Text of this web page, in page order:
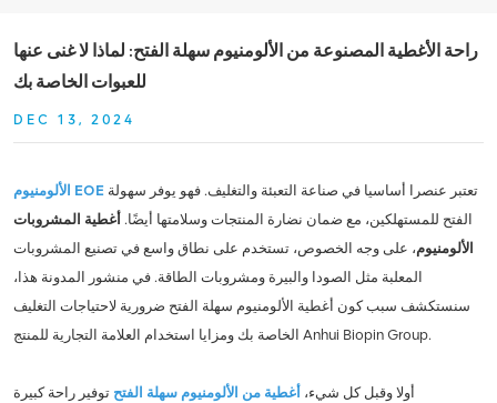
راحة الأغطية المصنوعة من الألومنيوم سهلة الفتح: لماذا لا غنى عنها
للعبوات الخاصة بك
DEC 13, 2024
الألومنيوم EOE تعتبر عنصرا أساسيا في صناعة التعبئة والتغليف. فهو يوفر سهولة
الفتح للمستهلكين، مع ضمان نضارة المنتجات وسلامتها أيضًا. أغطية المشروبات
الألومنيوم، على وجه الخصوص، تستخدم على نطاق واسع في تصنيع المشروبات
المعلبة مثل الصودا والبيرة ومشروبات الطاقة. في منشور المدونة هذا،
سنستكشف سبب كون أغطية الألومنيوم سهلة الفتح ضرورية لاحتياجات التغليف
الخاصة بك ومزايا استخدام العلامة التجارية للمنتج Anhui Biopin Group.
أولا وقبل كل شيء، أغطية من الألومنيوم سهلة الفتح توفير راحة كبيرة